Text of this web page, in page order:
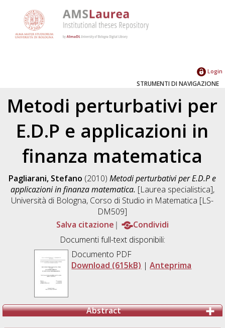
Login
STRUMENTI DI NAVIGAZIONE
Metodi perturbativi per
E.D.P e applicazioni in
finanza matematica
Pagliarani, Stefano (2010)Metodi perturbativi per E.D.P e
applicazioni in finanza matematica. [Laurea specialistica],
Università di Bologna, Corso di Studio in Matematica [LS-
DM509]
Salva citazione
Condividi
Documenti full-text disponibili:
Documento PDF
Download (615kB) |Anteprima
Abstract